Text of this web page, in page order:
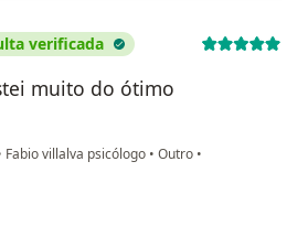
verificada
muito do ótimo
Fabio villalva psicólogo • Outro •